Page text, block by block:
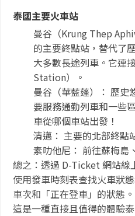
泰國主要火車站
曼谷（Krung Thep
的主要終點站，替代了
大多數長途列車。它連
Station）。
曼谷（華藍蓬）： 歷史
要服務通勤列車和一些
車從哪個車站出發！
清邁： 主要的北部終點
素叻他尼： 前往蘇梅島
總之：透過 D-Ticket 網站線
使用發車時刻表查找火車狀
車次和「正在登車」的狀態
這是一種直接且值得的體驗